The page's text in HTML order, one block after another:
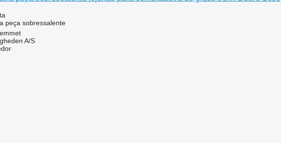
peça sobressalente
A/S